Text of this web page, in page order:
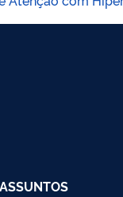
ASSUNTOS